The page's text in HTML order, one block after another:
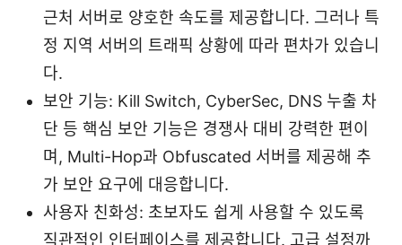
근처 서버로 양호한 속도를 제공합니다. 그러나 특
정 지역 서버의 트래픽 상황에 따라 편차가 있습니
다.
보안 기능: Kill Switch, CyberSec, DNS 누출 차
단 등 핵심 보안 기능은 경쟁사 대비 강력한 편이
며, Multi-Hop과 Obfuscated 서버를 제공해 추
가 보안 요구에 대응합니다.
사용자 친화성: 초보자도 쉽게 사용할 수 있도록
직관적인 인터페이스를 제공합니다. 고급 설정까